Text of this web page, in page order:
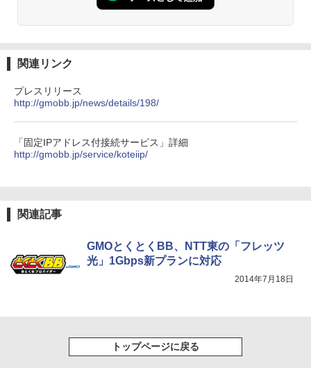
関連リンク
プレスリリース
http://gmobb.jp/news/details/198/
「固定IPアドレス付接続サービス」詳細
http://gmobb.jp/service/koteiip/
関連記事
GMOとくとくBB、NTT東の「フレッツ
光」1Gbps新プランに対応
2014年7月18日
トップページに戻る